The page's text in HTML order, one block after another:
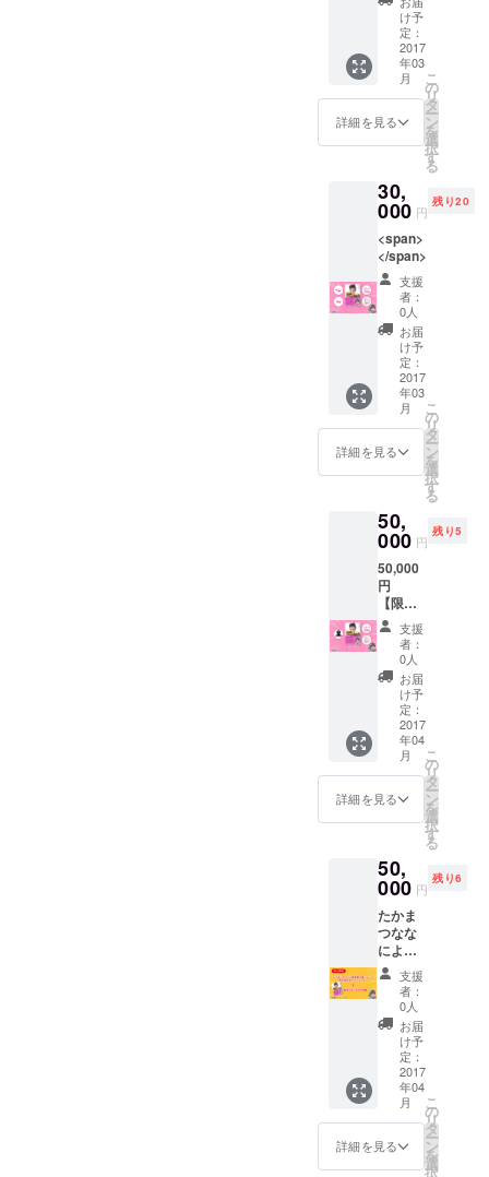
優勝/ABCお
笑いグラン
プリ決勝/
JICA「なん
とかしな
きゃ！プロ
ジェクト」
け予
定：
2017
年03
月
詳細を見る
こ
の
リ
タ
ー
ン
を
選
択
す
る
30,
000 円
残り20
<span>
</span>
支援
者：
0人
お届
け予
定：
2017
年03
月
詳細を見る
こ
の
リ
タ
ー
ン
を
選
択
す
る
50,
000 円
残り5
50,000
円
【限定5
個】支援
者：
0人
お届
け予
定：
2017
年04
月
詳細を見る
こ
の
リ
タ
ー
ン
を
選
択
す
る
50,
000 円
残り6
たかま
つなな
による
高校な
どでの
有権者
教育セ
ミナー
会場に
て貴社
商品を
配布い
たしま
す。 対
象とな
支援
者：
0人
お届
け予
定：
2017
年04
月
詳細を見る
こ
の
リ
タ
ー
ン
を
選
択